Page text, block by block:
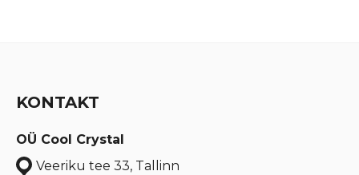
KONTAKT
OÜ Cool Crystal
Veeriku tee 33, Tallinn